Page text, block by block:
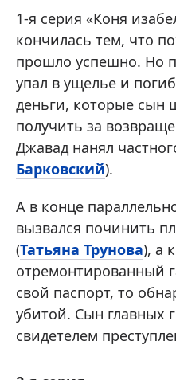
1-я серия «Коня
кончилась тем, что
прошло успешно. Но
упал в ущелье и
деньги, которые сын
получить за
Джавад нанял
Барковский).
А в конце
вызвался починить
(Татьяна Трунова), а
отремонтированный
свой паспорт, то
убитой. Сын главных
свидетелем